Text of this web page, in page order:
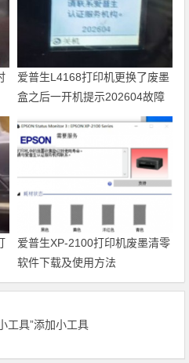
爱普生L4168打印机更换了废墨
盒之后一开机提示202604故障
爱普生XP-2100打印机废墨清零
软件下载及使用方法
工具”添加小工具